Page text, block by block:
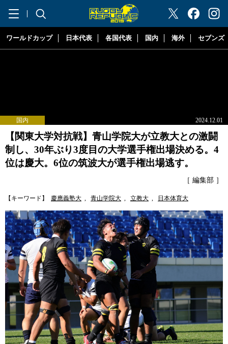
"ラグビーリパブリック"
ワールドカップ 日本代表 各国代表 国内 海外 セブンズ
国内 2024.12.01
【関東大学対抗戦】青山学院大が立教大との激闘
制し、30年ぶり3度目の大学選手権出場決める。4
位は慶大。6位の筑波大が選手権出場逃す。
［ 編集部 ］
【キーワード】 慶應義塾大 , 青山学院大 , 立教大 , 日本体育大